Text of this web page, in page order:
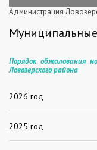
Администрация
Порядок обжалования
Ловозерского района
2026 год
2025 год